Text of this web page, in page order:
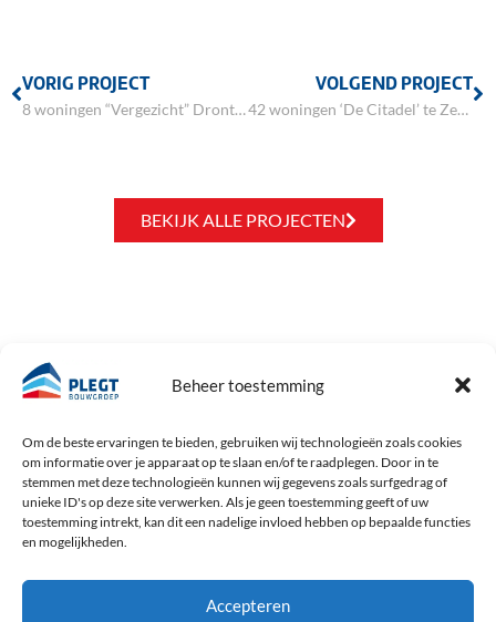
Beheer toestemming
Om de beste ervaringen te bieden, gebruiken wij technologieën zoals cookies
om informatie over je apparaat op te slaan en/of te raadplegen. Door in te
stemmen met deze technologieën kunnen wij gegevens zoals surfgedrag of
unieke ID's op deze site verwerken. Als je geen toestemming geeft of uw
toestemming intrekt, kan dit een nadelige invloed hebben op bepaalde functies
en mogelijkheden.
Accepteren
VORIG PROJECT
8 woningen “Vergezicht” Dronten
VOLGEND PROJECT
42 woningen ‘De Citadel’ te Zeewolde
BEKIJK ALLE PROJECTEN
GA NAAR
PROJECTEN
OVER ONS
ACTUEEL
VACATURES
CONTACT
verantwoord en betrokken ondernemen
van Plegt Bouwgroep. Dat doen we door
een bijdrage te leveren aan de bestrijding
van armoede.